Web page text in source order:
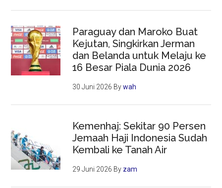
Paraguay dan Maroko Buat
Kejutan, Singkirkan Jerman
dan Belanda untuk Melaju ke
16 Besar Piala Dunia 2026
30 Juni 2026 Bywah
Kemenhaj: Sekitar 90 Persen
Jemaah Haji Indonesia Sudah
Kembali ke Tanah Air
29 Juni 2026 By zam